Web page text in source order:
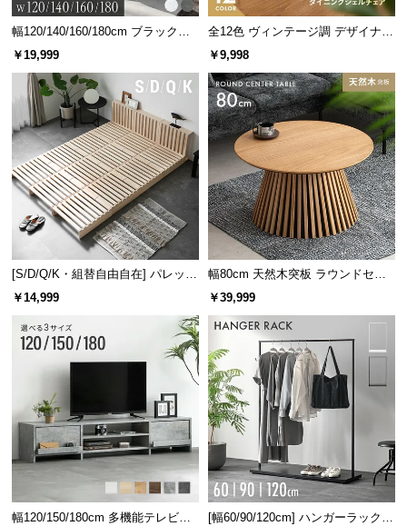
幅120/140/160/180cm ブラックフ
レーム ダイニング 大理石調 4人掛
￥19,999
全12色 ヴィンテージ調 デザイナー
ズシェルチェア
￥9,998
[S/D/Q/K・組替自由自在] パレット
ベッド 8/12/16枚セット
￥14,999
幅80cm 天然木突板 ラウンドセン
ターテーブル 美しい格子デザイン
￥39,999
幅120/150/180cm 多機能テレビボ
[幅60/90/120cm] ハンガーラック